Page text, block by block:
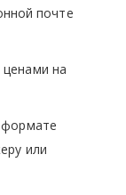
почте
на
формате
или